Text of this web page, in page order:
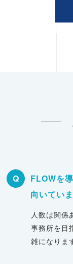
Q
FLOWを
向いてい
人数は関係
事務所を目
雑になりま